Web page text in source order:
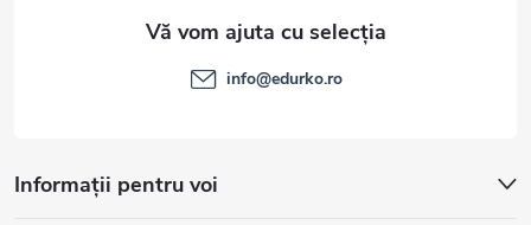
Informații pentru voi
info@edurko.ro